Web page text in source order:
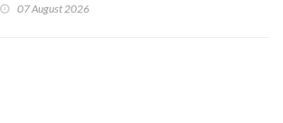
democracia” y "defendemos la alternancia en el
07 August 2026